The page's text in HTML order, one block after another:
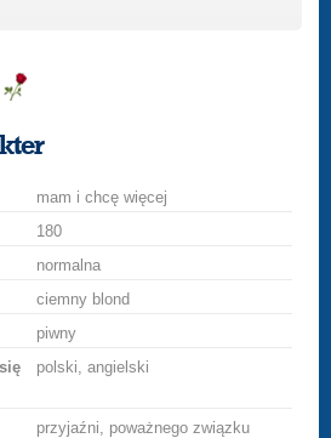
różę
mam i chcę więcej
180
normalna
ciemny blond
piwny
polski, angielski
przyjaźni, poważnego związku